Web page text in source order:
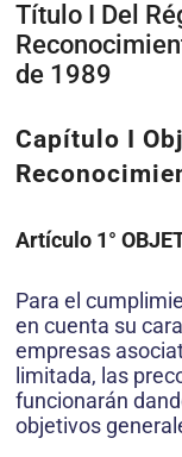
Título I Del
de 1989
Capítulo I
Artículo 1°
Para el
en cuenta su
empresas
limitada, las
funcionarán
objetivos